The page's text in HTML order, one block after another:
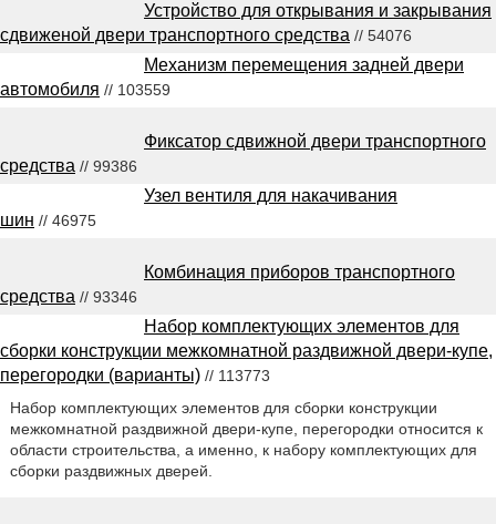
Устройство для открывания и закрывания
сдвиженой двери транспортного средства // 54076
Механизм перемещения задней двери
автомобиля // 103559
Фиксатор сдвижной двери транспортного
средства // 99386
Узел вентиля для накачивания
шин // 46975
Комбинация приборов транспортного
средства // 93346
Набор комплектующих элементов для
сборки конструкции межкомнатной раздвижной двери-купе,
перегородки (варианты) // 113773
Набор комплектующих элементов для сборки конструкции
межкомнатной раздвижной двери-купе, перегородки относится к
области строительства, а именно, к набору комплектующих для
сборки раздвижных дверей.